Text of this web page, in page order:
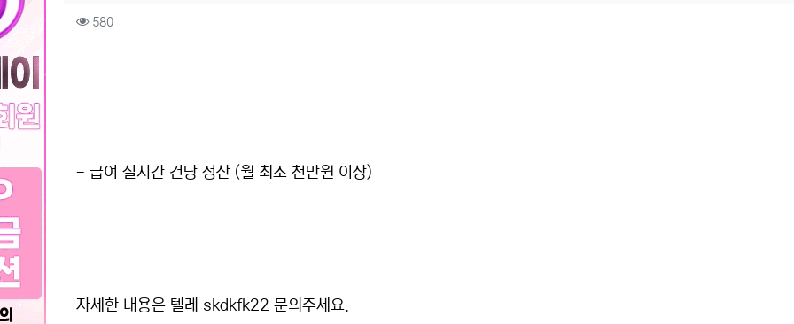
컨텐츠 정보
580조회
- 급여 실시간 건당 정산 (월 최소 천만원 이상)
자세한 내용은 텔레 skdkfk22 문의주세요.